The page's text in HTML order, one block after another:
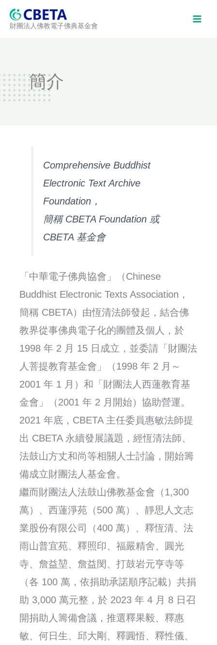
財團法人佛教電子佛典基金會
簡介
Comprehensive Buddhist
Electronic Text Archive
Foundation，
簡稱 CBETA Foundation 或
CBETA 基金會
「中華電子佛典協會」（Chinese
Buddhist Electronic Texts Association，
簡稱 CBETA）由恆清法師發起，結合佛
教界從事佛典電子化的團體及個人，於
1998 年 2 月 15 日成立，並委請「財團法
人菩提教育基金會」（1998 年 2 月～
2001 年 1 月）和「財團法人西蓮教育基
金會」（2001 年 2 月開始）協助營運。
2021 年底，CBETA 主任委員惠敏法師提
出 CBETA 永續發展議題，經恆清法師、
法鼓山方丈和尚等相關人士討論，開始籌
備成立財團法人基金會。
繼而財團法人法鼓山佛教基金會（1,300
萬）、西蓮淨苑（500 萬）、靜思人文志
業股份有限公司（400 萬）、釋恆清、法
雨山普宜苑、釋照印、福嚴精舍、圓光
寺、詹益堃、詹益閔、打鼓岩元亨寺等
（各 100 萬，依捐助承諾順序記載）共捐
助 3,000 萬元整，於 2023 年 4 月 8 日召
開捐助人籌備會議，推選釋果毅、釋惠
敏、何日生、邱大剛、釋圓悟、釋性儀、